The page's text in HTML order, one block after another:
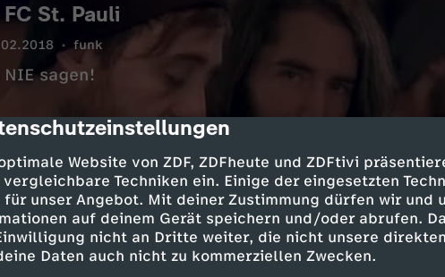
description
Website von ZDF, ZDFheute und ZDFtivi
vergleichbare Techniken ein. Einige der eingesetzten
unser Angebot. Mit deiner Zustimmung dürfen wir und
auf deinem Gerät speichern und/oder abrufen.
nicht an Dritte weiter, die nicht unsere
Daten auch nicht zu kommerziellen Zwecken.
St. Pauli
funk
sagen!